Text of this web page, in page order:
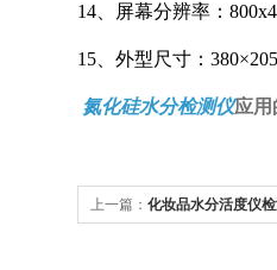
14、屏幕分辨率：
15、外型尺寸：
氮化硅水分检测仪应用
上一篇： 化妆品水分活度仪